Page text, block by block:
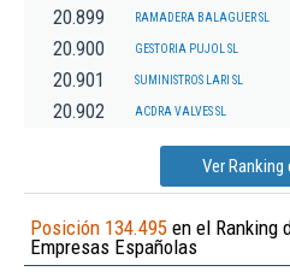
20.899 RAMADERA BALAGUER SL
20.900 GESTORIA PUJOL SL
20.901 SUMINISTROS LARI SL
20.902 ACDRA VALVES SL
Ver
Posición 134.495 en el Ranking
Empresas Españolas